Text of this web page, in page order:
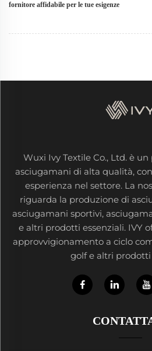
fornitore affidabile per le tue esigenze
Wuxi Ivy Textile Co., Ltd. è
asciugamani di alta qualità,
esperienza nel settore. La
riguarda la produzione di
asciugamani sportivi,
e altri prodotti essenziali. IVY
approvvigionamento a ciclo
golf e altri